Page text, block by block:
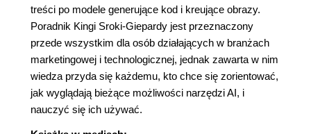
treści po modele generujące kod i kreujące obrazy.
Poradnik Kingi Sroki-Giepardy jest przeznaczony
przede wszystkim dla osób działających w branżach
marketingowej i technologicznej, jednak zawarta w nim
wiedza przyda się każdemu, kto chce się zorientować,
jak wyglądają bieżące możliwości narzędzi AI, i
nauczyć się ich używać.